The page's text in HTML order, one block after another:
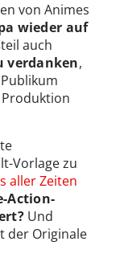
von Animes
wieder auf
auch
verdanken,
Vorlage zu
aller Zeiten
Action-
Und
der Originale